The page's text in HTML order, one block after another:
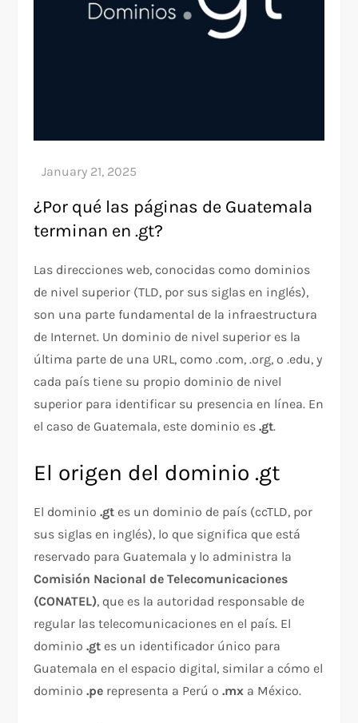
¿Por qué las páginas de Guatemala
terminan en .gt?
Las direcciones web, conocidas como dominios
de nivel superior (TLD, por sus siglas en inglés),
son una parte fundamental de la infraestructura
de Internet. Un dominio de nivel superior es la
última parte de una URL, como .com, .org, o .edu, y
cada país tiene su propio dominio de nivel
superior para identificar su presencia en línea. En
el caso de Guatemala, este dominio es.gt.
El origen del dominio .gt
El dominio.gt es un dominio de país (ccTLD, por
sus siglas en inglés), lo que significa que está
reservado para Guatemala y lo administra la
Comisión Nacional de Telecomunicaciones
(CONATEL), que es la autoridad responsable de
regular las telecomunicaciones en el país. El
dominio.gt es un identificador único para
Guatemala en el espacio digital, similar a cómo el
dominio.pe representa a Perú o.mx a México.